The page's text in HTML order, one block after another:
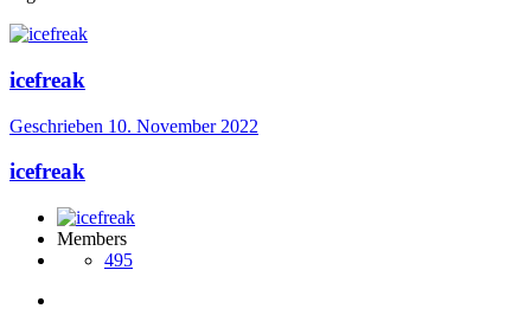
icefreak
Geschrieben 10. November 2022
icefreak
Members
495